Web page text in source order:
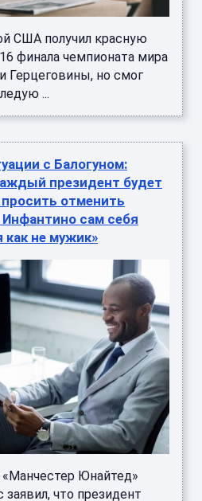
США получил красную
финала чемпионата мира
Герцеговины, но смог
...
с Балогуном:
президент будет
отменить
Инфантино сам себя
как не мужик»
Юнайтед»
что президент